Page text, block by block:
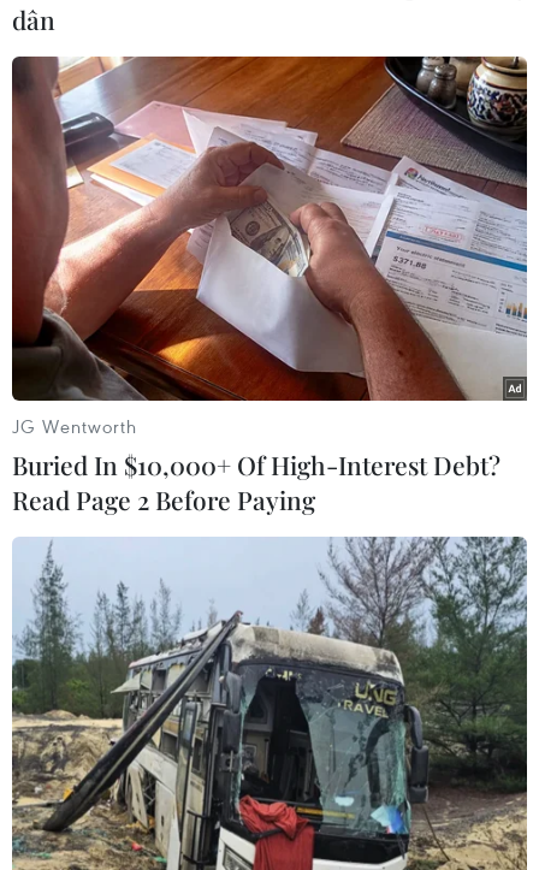
(TTXVN/Vietnam+)
#Ứng dụng chỉ đường #Google Geo
Theo dõi VietnamPlus
TIN LIÊN QUAN
dân
JG Wentworth
Buried In $10,000+ Of High-Interest Debt?
Read Page 2 Before Paying